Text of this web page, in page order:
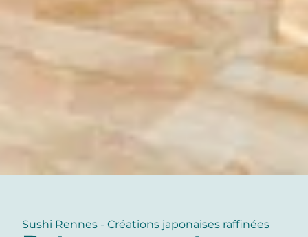
Sushi Rennes - Créations japonaises raffinées